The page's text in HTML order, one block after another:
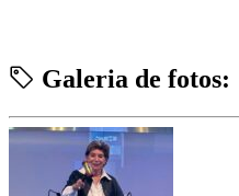
Galeria de fotos: